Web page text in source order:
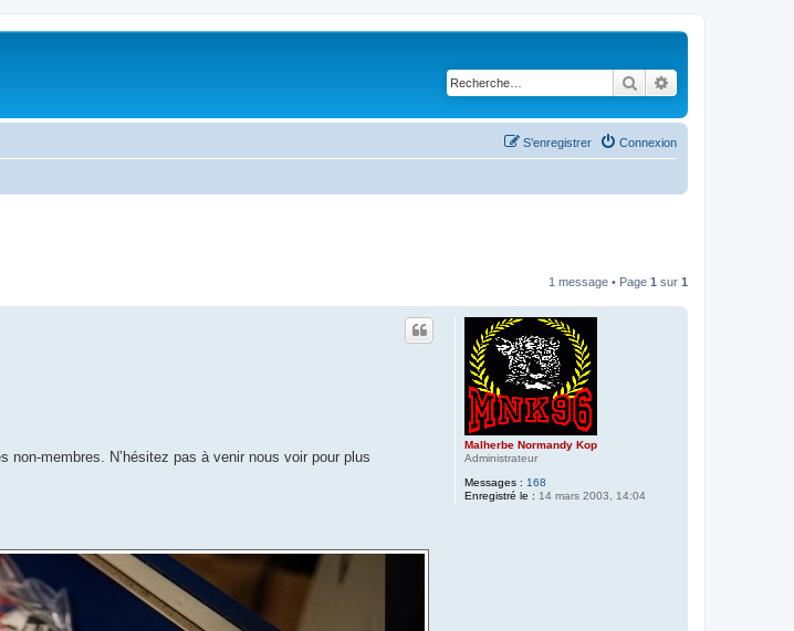
Rechercher
Connexion
S’enregistrer
1 message • Page 1 sur 1
Malherbe Normandy Kop
Administrateur
Messages : 168
Enregistré le : 14 mars 2003, 14:04
membres. N’hésitez pas à venir nous voir pour plus